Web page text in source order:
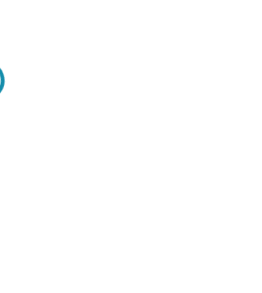
DETAILNÉ INFORMÁCIE